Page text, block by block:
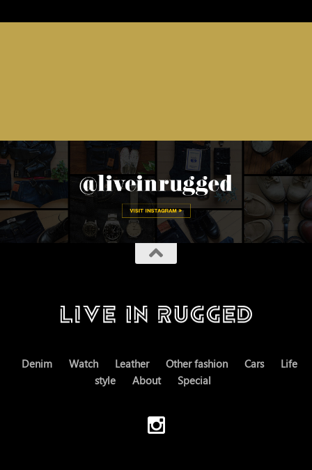
Denim Watch Leather Other fashion Cars
Life
style
About Special